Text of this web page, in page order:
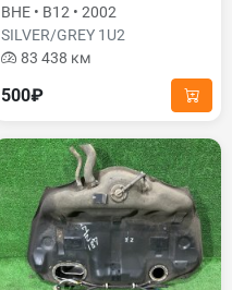
BHE • B12 • 2002
SILVER/GREY 1U2
83 438 км
500₽